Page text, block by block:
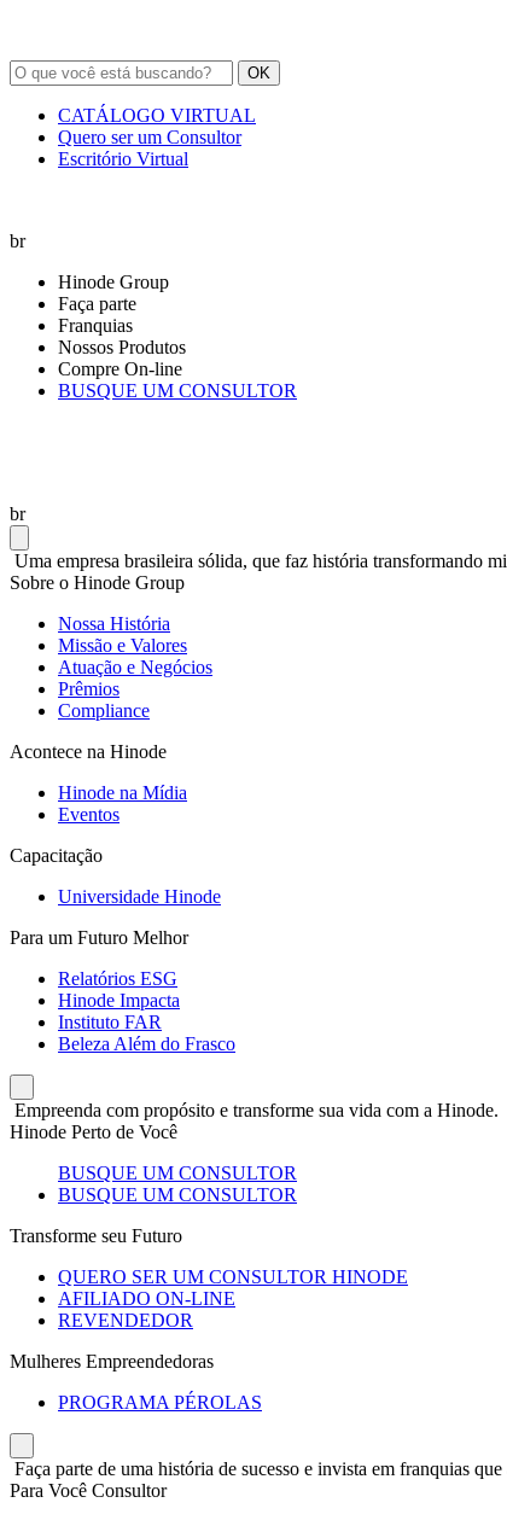
OK
CATÁLOGO VIRTUAL
Quero ser um Consultor
Escritório Virtual
br
Hinode Group
Faça parte
Franquias
Nossos Produtos
Compre On-line
BUSQUE UM CONSULTOR
br
Uma empresa brasileira sólida, que faz história transformando
Sobre o Hinode Group
Nossa História
Missão e Valores
Atuação e Negócios
Prêmios
Compliance
Acontece na Hinode
Hinode na Mídia
Eventos
Capacitação
Universidade Hinode
Para um Futuro Melhor
Relatórios ESG
Hinode Impacta
Instituto FAR
Beleza Além do Frasco
Empreenda com propósito e transforme sua vida com a Hinode.
Hinode Perto de Você
BUSQUE UM CONSULTOR
BUSQUE UM CONSULTOR
Transforme seu Futuro
QUERO SER UM CONSULTOR HINODE
AFILIADO ON-LINE
REVENDEDOR
Mulheres Empreendedoras
PROGRAMA PÉROLAS
Faça parte de uma história de sucesso e invista em franquias
Para Você Consultor